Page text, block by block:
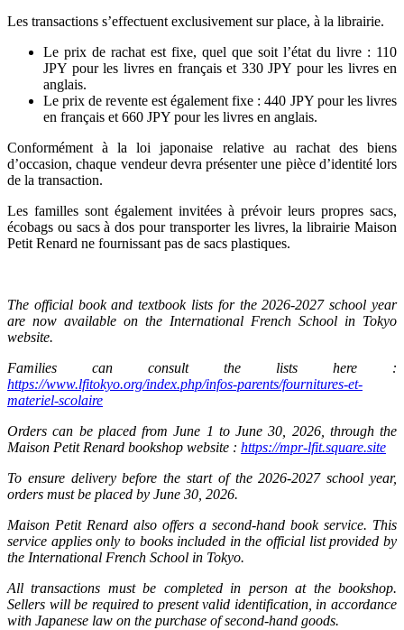
Les transactions s’effectuent exclusivement sur place, à la librairie.
Le prix de rachat est fixe, quel que soit l’état du livre : 110
JPY pour les livres en français et 330 JPY pour les livres en
anglais.
Le prix de revente est également fixe : 440 JPY pour les livres
en français et 660 JPY pour les livres en anglais.
Conformément à la loi japonaise relative au rachat des biens
d’occasion, chaque vendeur devra présenter une pièce d’identité lors
de la transaction.
Les familles sont également invitées à prévoir leurs propres sacs,
écobags ou sacs à dos pour transporter les livres, la librairie Maison
Petit Renard ne fournissant pas de sacs plastiques.
The official book and textbook lists for the 2026-2027 school year
are now available on the International French School in Tokyo
website.
Families can consult the lists here :
https://www.lfitokyo.org/index.php/infos-parents/fournitures-et-
materiel-scolaire
Orders can be placed from June 1 to June 30, 2026, through the
Maison Petit Renard bookshop website : https://mpr-lfit.square.site
To ensure delivery before the start of the 2026-2027 school year,
orders must be placed by June 30, 2026.
Maison Petit Renard also offers a second-hand book service. This
service applies only to books included in the official list provided by
the International French School in Tokyo.
All transactions must be completed in person at the bookshop.
Sellers will be required to present valid identification, in accordance
with Japanese law on the purchase of second-hand goods.